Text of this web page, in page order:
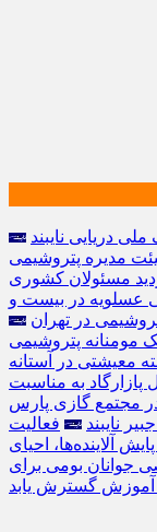
دریایی نایبند
مدیره پتروشیمی
مسئولان کشوری
عسلویه در بیست و
در تهران
مومنانه پتروشیمی
ماه مبارک رمضان/ توزیع ۱۵۰۰ بسته معیشتی در آستانه
پازارگاد به مناسبت
مجتمع گازی پارس
نایبند
فعالیت
آلاینده‌ها، احیای
جوانان بومی برای
آموزش گسترش یابد